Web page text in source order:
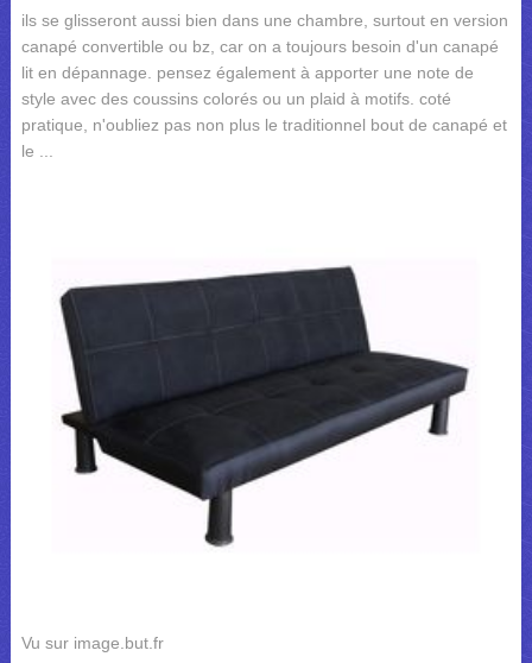
ils se glisseront aussi bien dans une chambre, surtout en version
canapé convertible ou bz, car on a toujours besoin d'un canapé
lit en dépannage. pensez également à apporter une note de
style avec des coussins colorés ou un plaid à motifs. coté
pratique, n'oubliez pas non plus le traditionnel bout de canapé et
le ...
Vu sur image.but.fr